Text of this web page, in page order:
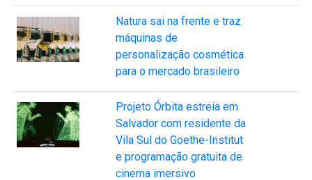
Natura sai na frente e traz
máquinas de
personalização cosmética
para o mercado brasileiro
Projeto Órbita estreia em
Salvador com residente da
Vila Sul do Goethe-Institut
e programação gratuita de
cinema imersivo